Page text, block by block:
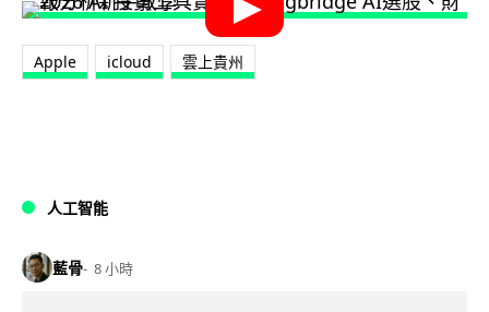
Apple icloud 雲上貴州
人工智能
藍骨 8 小時